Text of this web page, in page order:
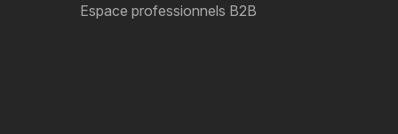
Espace professionnels B2B